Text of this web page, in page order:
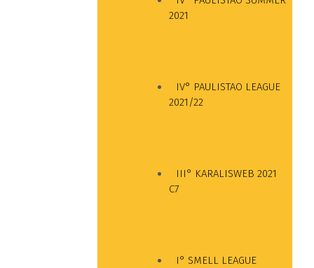
2021
IV° PAULISTAO LEAGUE
2021/22
III° KARALISWEB 2021
C7
I° SMELL LEAGUE